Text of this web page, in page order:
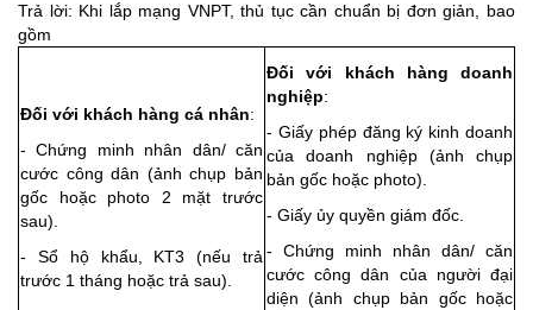
Trả lời: Khi lắp mạng VNPT, thủ tục cần chuẩn bị đơn giản, bao
gồm
Đối với khách hàng cá nhân:
- Chứng minh nhân dân/ căn
cước công dân (ảnh chụp bản
gốc hoặc photo 2 mặt trước
sau).
- Sổ hộ khẩu, KT3 (nếu trả
trước 1 tháng hoặc trả sau).
Đối với khách hàng doanh
nghiệp:
- Giấy phép đăng ký kinh doanh
của doanh nghiệp (ảnh chụp
bản gốc hoặc photo).
- Giấy ủy quyền giám đốc.
- Chứng minh nhân dân/ căn
cước công dân của người đại
diện (ảnh chụp bản gốc hoặc